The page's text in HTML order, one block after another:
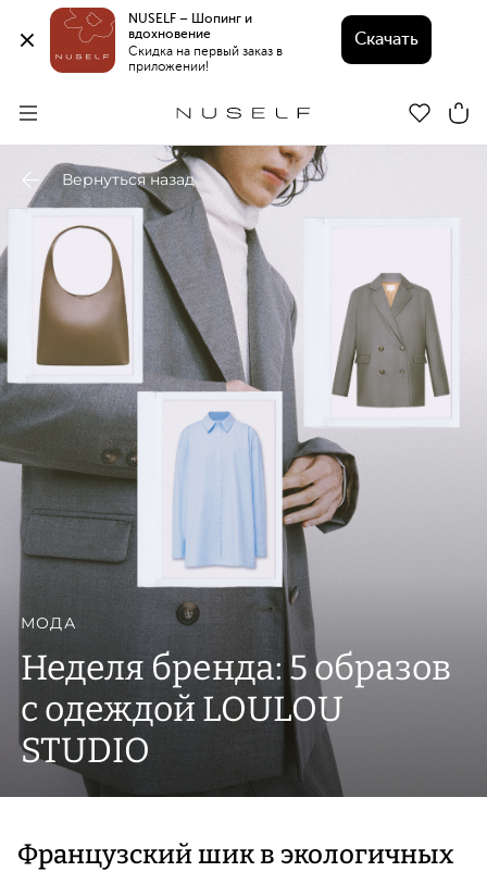
NUSELF – Шопинг и
вдохновение
Скидка на первый заказ в
приложении!
Скачать
Вернуться назад
МОДА
Неделя бренда: 5 образов
с одеждой LOULOU
STUDIO
Французский шик в экологичных